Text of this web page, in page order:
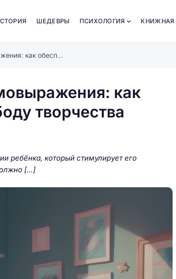
ШЕДЕВРЫ ПСИХОЛОГИЯ КНИЖНАЯ
Создайте уютный уголок для самовыражения: как обеспечить безопасность и свободу творчества ребёнка
как
творчества
ребёнка, который стимулирует его
[…]
Игровая фантазия как ключ к
развитию эмоционального
интеллекта у детей